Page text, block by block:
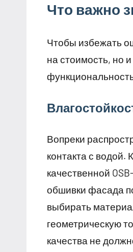
Что важно
Чтобы избежать
на стоимость, но
Вопреки
контакта с водой.
качественной
обшивки фасада
выбирать
геометрическую
качества не